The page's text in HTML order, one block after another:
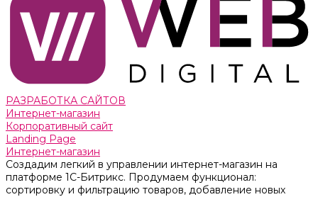
РАЗРАБОТКА САЙТОВ
Интернет-магазин
Корпоративный сайт
Landing Page
Интернет-магазин
Создадим легкий в управлении интернет-магазин на
платформе 1С-Битрикс. Продумаем функционал:
сортировку и фильтрацию товаров, добавление новых